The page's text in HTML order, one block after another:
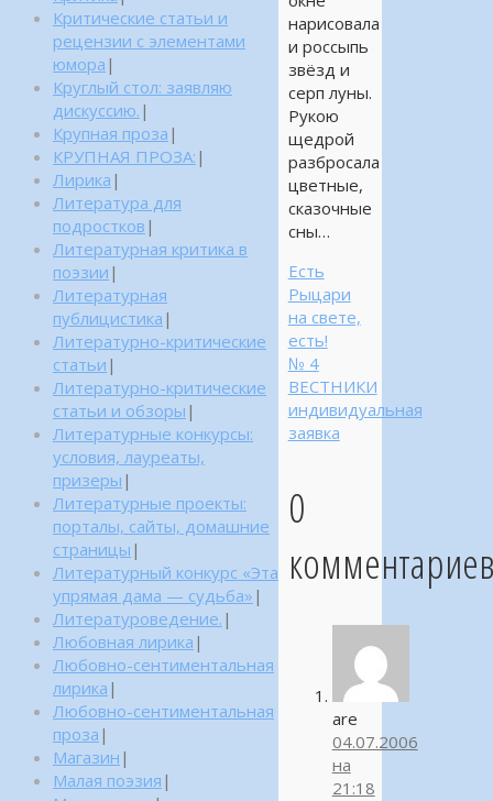
нарисовала
и россыпь
звёзд и
серп луны.
Рукою
щедрой
разбросала
цветные,
сказочные
сны…
Есть
Рыцари
на свете,
есть!
№ 4
ВЕСТНИКИ
индивидуальная
заявка
0
are
04.07.2006
на
21:18
Критические статьи и
рецензии с элементами
юмора |
Круглый стол: заявляю
дискуссию. |
Крупная проза |
КРУПНАЯ ПРОЗА: |
Лирика |
Литература для
подростков |
Литературная критика в
поэзии |
Литературная
публицистика |
Литературно-критические
статьи |
Литературно-критические
статьи и обзоры |
Литературные конкурсы:
условия, лауреаты,
призеры |
Литературные проекты:
порталы, сайты, домашние
страницы |
Литературный конкурс «Эта
упрямая дама — судьба» |
Литературоведение. |
Любовная лирика |
Любовно-сентиментальная
лирика |
Любовно-сентиментальная
проза |
Магазин |
Малая поэзия |